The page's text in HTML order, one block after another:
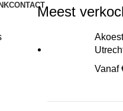
CONTACTMeest
Vanaf